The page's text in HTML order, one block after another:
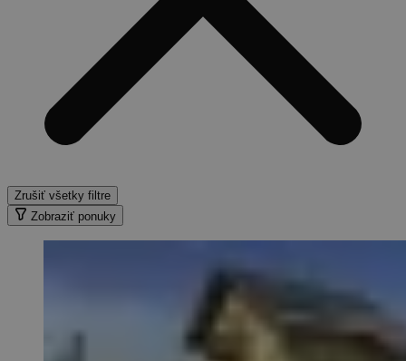
Zrušiť všetky filtre
Zobraziť ponuky